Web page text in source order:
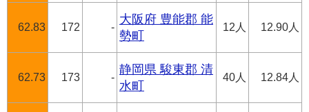
62.83 172 -
大阪府 豊能郡 能
勢町
12人 12.90人
62.73 173 -
静岡県 駿東郡 清
水町
40人 12.84人